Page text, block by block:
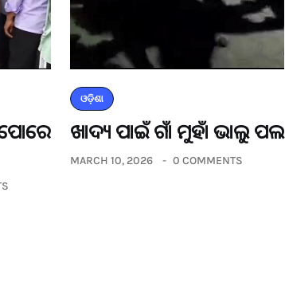
ଓଡ଼ିଶା
ଖାଦ୍ୟ ପାଇଁ ଗାଁ ମୁହାଁ ଭାଲୁ ପଲ
MARCH 10, 2026 0 COMMENTS